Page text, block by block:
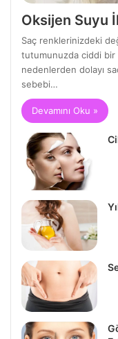
Oksijen Suyu
Saç renklerinizdeki
tutumunuzda ciddi bir
nedenlerden dolayı
sebebi…
Devamını Oku »